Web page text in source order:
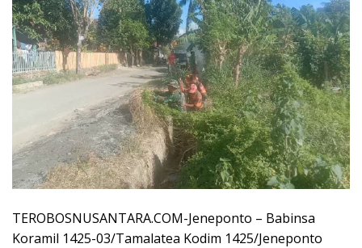
TEROBOSNUSANTARA.COM-Jeneponto – Babinsa
Koramil 1425-03/Tamalatea Kodim 1425/Jeneponto